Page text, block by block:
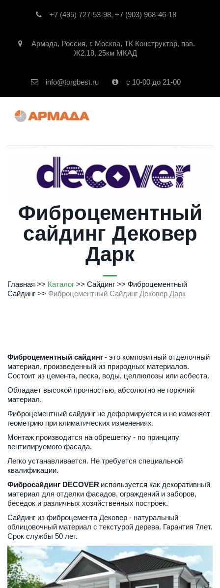
+7 (495) 727-53-98, +7 (903) 968-46-18
Армада, Россия, г. Москва, ТК Конструктор, пав.
Ж2.18, 25км МКАД
info@torgbest.ru с 10-00 до 21-00
Фиброцементный
сайдинг Дековер
Дарк
Главная >> Каталог >> Сайдинг >> Фиброцементный
Сайдинг >> Фиброцементный Сайдинг Дековер Дарк
Фиброцементный сайдинг - это композитный отделочный
материал, произведенный из природных материалов.
Состоит из цемента, песка, воды, целлюлозы или асбеста.
Обладает высокой прочностью, абсолютно не горючий
материал.
Фиброцементный сайдинг не деформируется и не изменяет
геометрию при климатических изменениях.
Монтаж производится на обрешетку - по принципу
вентилируемого фасада.
Легко устанавливается. Не требуется специальной
квалификации.
Фибросайдинг DECOVER используется как декоративный
материал для отделки фасадов, ограждений и заборов,
беседок и различных хозяйственных построек.
Сайдинг из фиброцемента Дековер - натуральный
облицовочный материал с текстурой дерева. Гарантия 7лет.
Срок службы 50 лет.